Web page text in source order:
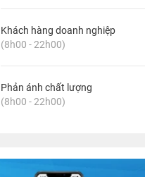
Khách hàng doanh nghiệp
(8h00 - 22h00)
Phản ánh chất lượng
(8h00 - 22h00)